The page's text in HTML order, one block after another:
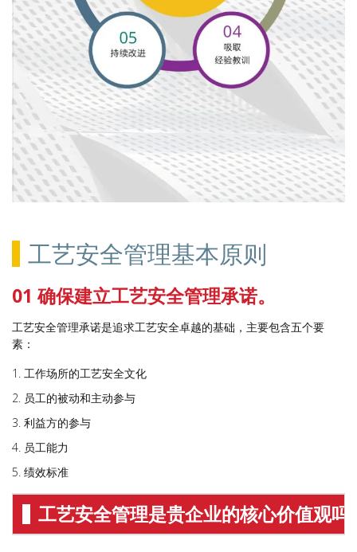
工艺安全管理基本原则
01 确保建立工艺安全管理承诺。
工艺安全管理承诺是追求工艺安全卓越的基础，主要包含五个要
素：
工作场所的工艺安全文化
员工的被动和主动参与
利益方的参与
员工能力
绩效标准
工艺安全管理是贵企业的核心价值观吗